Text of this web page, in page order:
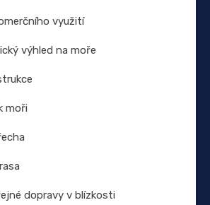
využití
výhled na moře
moři
dopravy v blízkosti